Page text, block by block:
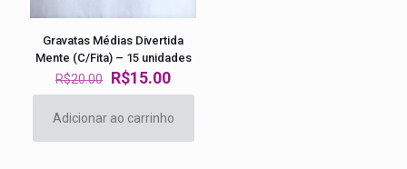
Gravatas Médias Divertida
Mente (C/Fita) – 15 unidades
R$20.00 O
preço
original
era:
R$20.00.
R$15.00O
preço
atual
é:
R$15.00.
Adicionar ao carrinho